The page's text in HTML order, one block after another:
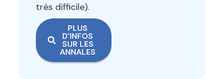
très difficile).
PLUS
D'INFOS
SUR LES
ANNALES